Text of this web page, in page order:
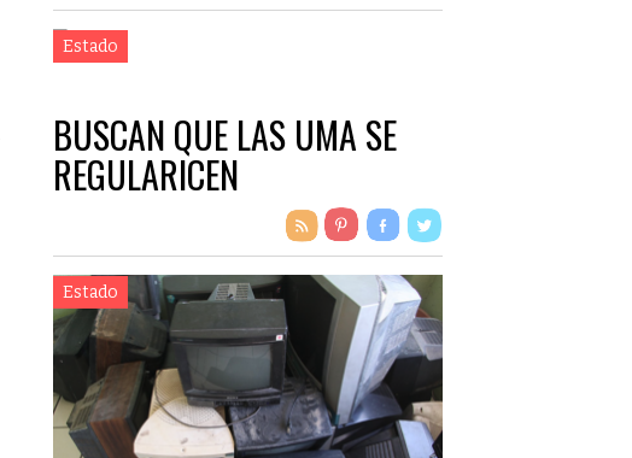
Estado
BUSCAN QUE LAS UMA SE
REGULARICEN
Estado